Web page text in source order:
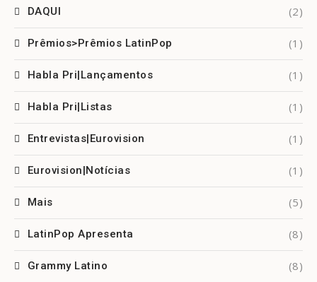
DAQUI (2)
Prêmios>Prêmios LatinPop (1)
Habla Pri|Lançamentos (1)
Habla Pri|Listas (1)
Entrevistas|Eurovision (1)
Eurovision|Notícias (1)
Mais (5)
LatinPop Apresenta (8)
Grammy Latino (8)